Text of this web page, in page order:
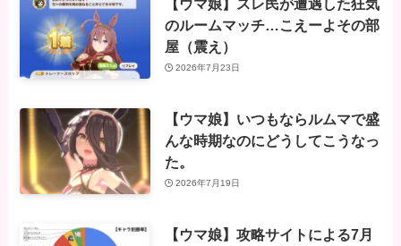
のルームマッチ…こえーよその部
屋（震え）
2026年7月23日
【ウマ娘】いつもならルムマで盛
んな時期なのにどうしてこうなっ
た。
2026年7月19日
【ウマ娘】攻略サイトによる7月